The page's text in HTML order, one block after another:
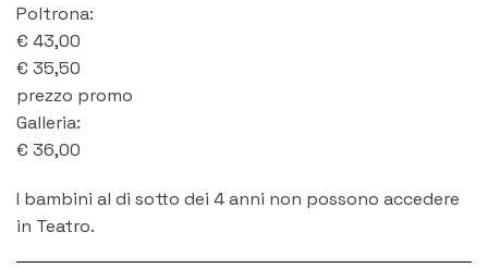
Poltrona:
€ 43,00
€ 35,50
prezzo promo
Galleria:
€ 36,00
I bambini al di sotto dei 4 anni non possono accedere
in Teatro.